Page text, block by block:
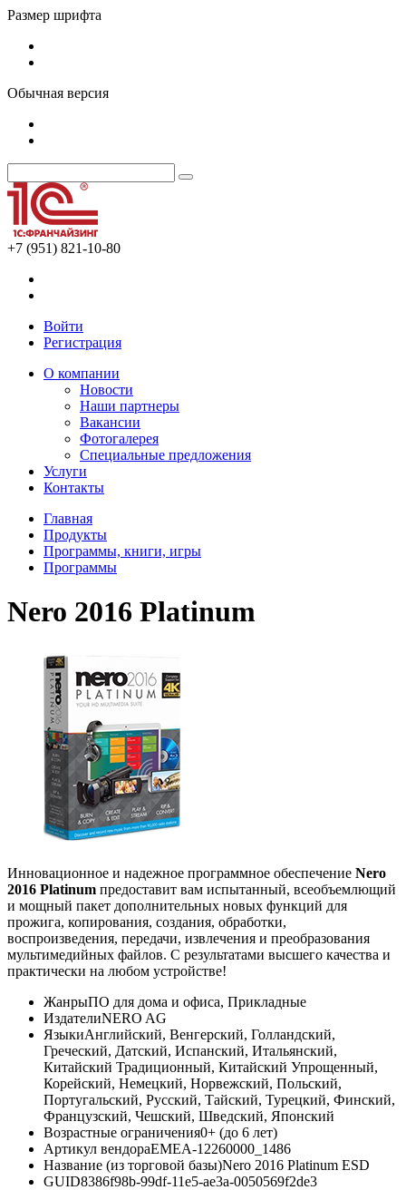
Размер шрифта
Обычная версия
+7 (951) 821-10-80
Войти
Регистрация
О компании
Новости
Наши партнеры
Вакансии
Фотогалерея
Специальные предложения
Услуги
Контакты
Главная
Продукты
Программы, книги, игры
Программы
Nero 2016 Platinum
Инновационное и надежное программное обеспечение Nero
2016 Platinum предоставит вам испытанный, всеобъемлющий
и мощный пакет дополнительных новых функций для
прожига, копирования, создания, обработки,
воспроизведения, передачи, извлечения и преобразования
мультимедийных файлов. С результатами высшего качества и
практически на любом устройстве!
ЖанрыПО для дома и офиса, Прикладные
ИздателиNERO AG
ЯзыкиАнглийский, Венгерский, Голландский,
Греческий, Датский, Испанский, Итальянский,
Китайский Традиционный, Китайский Упрощенный,
Корейский, Немецкий, Норвежский, Польский,
Португальский, Русский, Тайский, Турецкий, Финский,
Французский, Чешский, Шведский, Японский
Возрастные ограничения0+ (до 6 лет)
Артикул вендораEMEA-12260000_1486
Название (из торговой базы)Nero 2016 Platinum ESD
GUID8386f98b-99df-11e5-ae3a-0050569f2de3